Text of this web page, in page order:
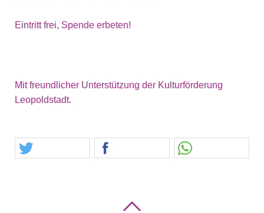
Eintritt frei, Spende erbeten!
Mit freundlicher Unterstützung der Kulturförderung
Leopoldstadt.